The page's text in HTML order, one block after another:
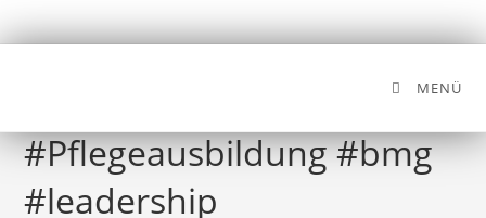
MENÜ
#Pflegeausbildung #bmg
#leadership